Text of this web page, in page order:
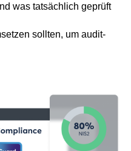
was tatsächlich geprüft
sollten, um audit-